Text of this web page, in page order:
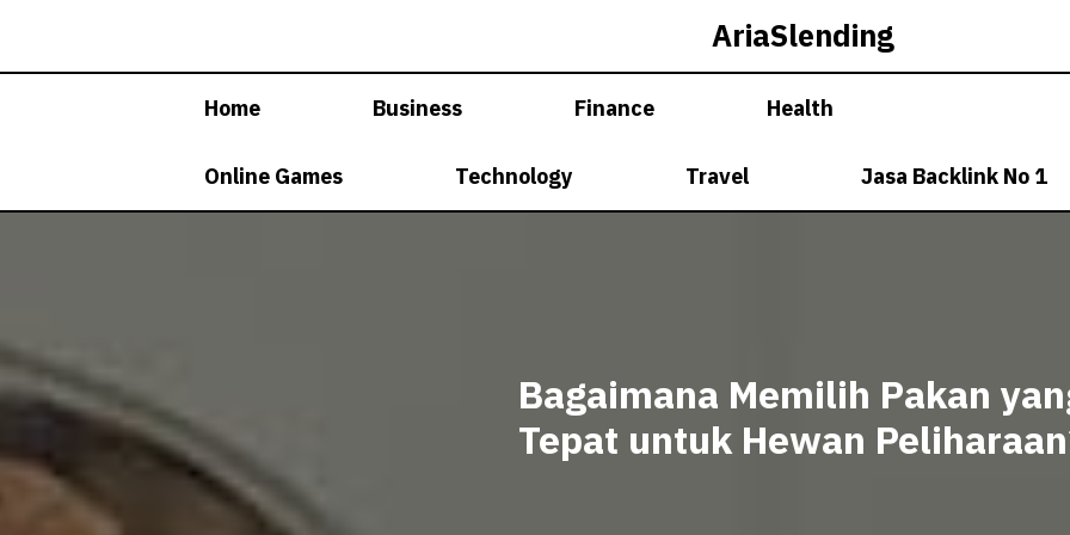
AriaSlending
Home Business Finance Health
Online Games Technology Travel Jasa Backlink No 1
Bagaimana Memilih Pakan
Tepat untuk Hewan